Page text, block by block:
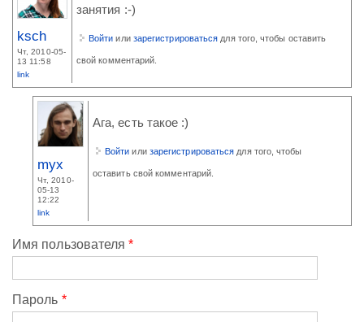
ksch
Чт, 2010-05-
13 11:58
link
занятия :-)
Войти или зарегистрироваться для того, чтобы оставить
свой комментарий.
myx
Чт, 2010-
05-13
12:22
link
Ага, есть такое :)
Войти или зарегистрироваться для того, чтобы
оставить свой комментарий.
Имя пользователя*
Пароль *